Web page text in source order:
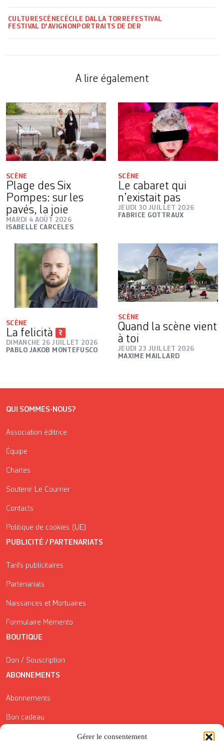
Gérer le consentement
CULTURESCÈNECÉCILE DALLA TORRE FESTIVAL
FESTIVAL D'AVIGNON PORTRAITS DE DER
A lire également
SCÈNE
Plage des Six
Pompes: sur les
pavés, la joie
MARDI 4 AOÛT 2026
ISABELLE CARCELES
SCÈNE
Le cabaret qui
n’existait pas
JEUDI 30 JUILLET 2026
FABRICE GOTTRAUX
SCÈNE
La felicità
DIMANCHE 26 JUILLET 2026
PABLO JAKOB MONTEFUSCO
SCÈNE
Quand la scène vient
à toi
JEUDI 23 JUILLET 2026
MAXIME MAILLARD
QUI SOMMES-NOUS?
Association éditrice
Équipe
Chartes
Soutenir Le Courrier
Contacts
Politique de cookies (UE)
PUBLICITÉ / PARTENARIATS
Tarifs publicitaires
Partenariats
Naissances et Mortuaires
Formulaire Mémento
BOUTIQUE
Don / Souscription
ABONNEMENTS
Abonnements
Bon cadeau
Conditions générales de vente